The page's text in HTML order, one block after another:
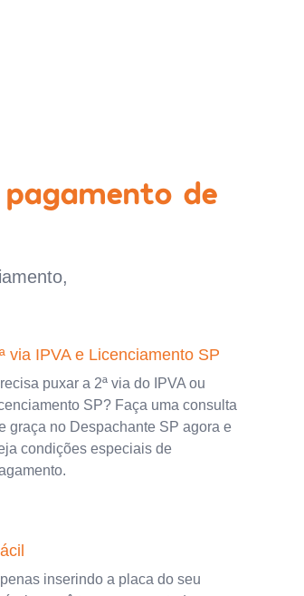
de
via IPVA e Licenciamento SP
puxar a 2ª via do IPVA ou
SP? Faça uma consulta
graça no Despachante SP agora e
condições especiais de
inserindo a placa do seu